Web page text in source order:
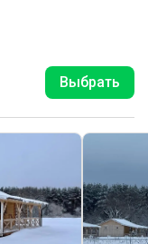
Выбрать